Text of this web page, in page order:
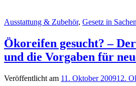
Ausstattung & Zubehör, Gesetz in
Ökoreifen gesucht? –
und die Vorgaben für
Veröffentlicht am 11. Oktober 200912.